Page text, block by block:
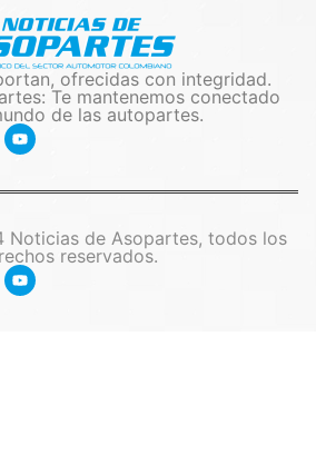
ofrecidas con integridad.
Te mantenemos conectado
de las autopartes.
de Asopartes, todos los
reservados.